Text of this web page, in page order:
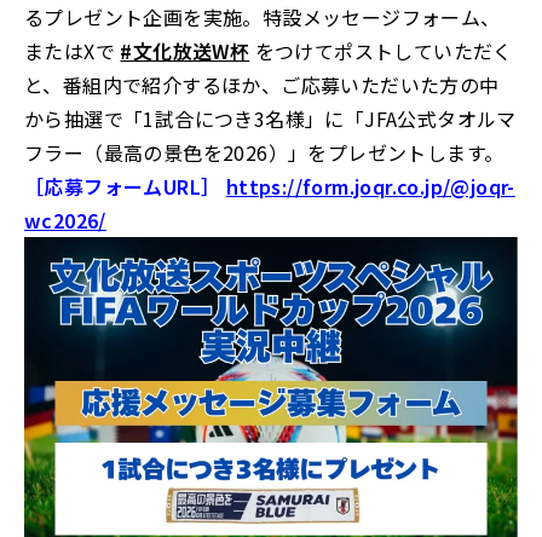
るプレゼント企画を実施。特設メッセージフォーム、
またはXで #文化放送W杯 をつけてポストしていただく
と、番組内で紹介するほか、ご応募いただいた方の中
から抽選で「1試合につき3名様」に「JFA公式タオルマ
フラー（最高の景色を2026）」をプレゼントします。
［応募フォームURL］ https://form.joqr.co.jp/@joqr-
wc2026/